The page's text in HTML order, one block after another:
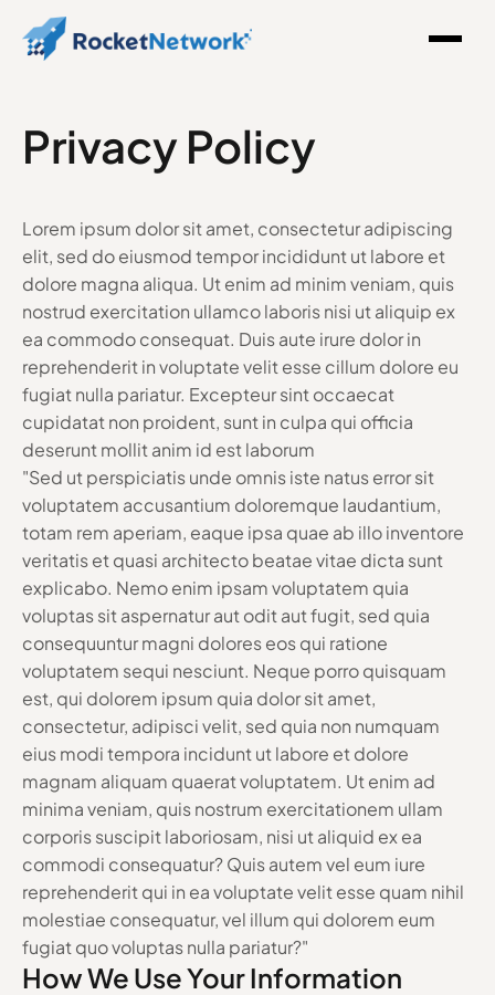
Privacy Policy
Lorem ipsum dolor sit amet, consectetur adipiscing
elit, sed do eiusmod tempor incididunt ut labore et
dolore magna aliqua. Ut enim ad minim veniam, quis
nostrud exercitation ullamco laboris nisi ut aliquip ex
ea commodo consequat. Duis aute irure dolor in
reprehenderit in voluptate velit esse cillum dolore eu
fugiat nulla pariatur. Excepteur sint occaecat
cupidatat non proident, sunt in culpa qui officia
deserunt mollit anim id est laborum
"Sed ut perspiciatis unde omnis iste natus error sit
voluptatem accusantium doloremque laudantium,
totam rem aperiam, eaque ipsa quae ab illo inventore
veritatis et quasi architecto beatae vitae dicta sunt
explicabo. Nemo enim ipsam voluptatem quia
voluptas sit aspernatur aut odit aut fugit, sed quia
consequuntur magni dolores eos qui ratione
voluptatem sequi nesciunt. Neque porro quisquam
est, qui dolorem ipsum quia dolor sit amet,
consectetur, adipisci velit, sed quia non numquam
eius modi tempora incidunt ut labore et dolore
magnam aliquam quaerat voluptatem. Ut enim ad
minima veniam, quis nostrum exercitationem ullam
corporis suscipit laboriosam, nisi ut aliquid ex ea
commodi consequatur? Quis autem vel eum iure
reprehenderit qui in ea voluptate velit esse quam nihil
molestiae consequatur, vel illum qui dolorem eum
fugiat quo voluptas nulla pariatur?"
How We Use Your Information